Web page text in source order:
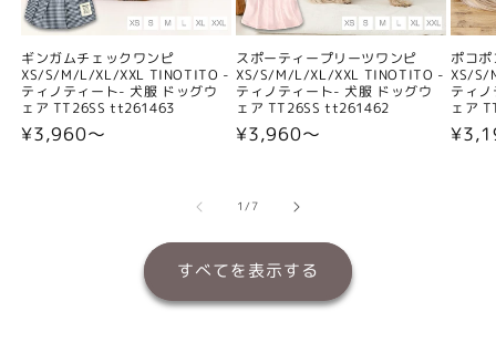
ギンガムチェックワンピ
XS/S/M/L/XL/XXL TINOTITO -
ティノティート- 犬服 ドッグウ
ェア TT26SS tt261463
通
¥3,960〜
スポーティープリーツワンピ
XS/S/M/L/XL/XXL TINOTITO -
ティノティート- 犬服 ドッグウ
ェア TT26SS tt261462
通
格
¥3,960〜
ポコ
XS/S/
ティ
ェア
通
1/の
7
すべてを表示する